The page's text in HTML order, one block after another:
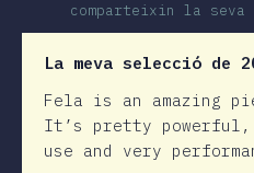
comparteixin la
La meva selecció de
Fela is an amazing
It’s pretty
use and very